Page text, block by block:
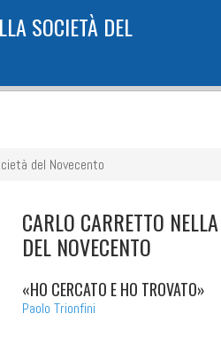
SOCIETÀ DEL
del Novecento
CARLO CARRETTO
DEL NOVECENTO
«HO CERCATO E HO TROVATO»
Paolo Trionfini